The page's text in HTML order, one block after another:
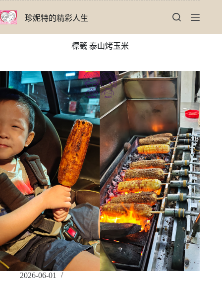
至
珍妮特的精彩人生
標籤泰山烤玉米
2026-06-01